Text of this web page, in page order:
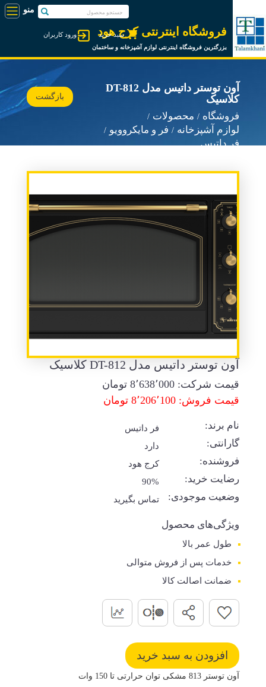
فروشگاه اینترنتی کرج هود
بزرگترین فروشگاه اینترنتی لوازم آشپزخانه و ساختمان
ورود کاربران سبد خرید
آون توستر داتیس مدل DT-812
کلاسیک
فروشگاه
محصولات
لوازم آشپزخانه
فر و مایکروویو
فر داتیس
بازگشت
آون توستر داتیس مدل DT-812 کلاسیک
قیمت شرکت: 8٬638٬000تومان
قیمت فروش: 8٬206٬100 تومان
نام برند: فر داتیس
گارانتی: دارد
فروشنده: کرج هود
رضایت خرید: 90%
وضعیت موجودی: تماس بگیرید
ویژگی‌های محصول
طول عمر بالا
خدمات پس از فروش متوالی
ضمانت اصالت کالا
آون توستر 813 مشکی توان حرارتی تا 150 وات